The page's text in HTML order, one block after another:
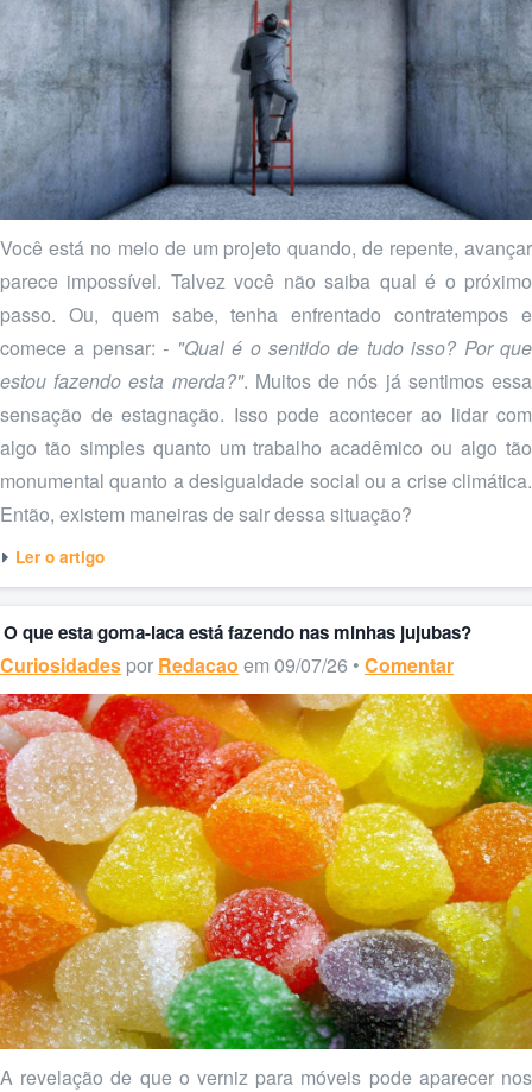
Você está no meio de um projeto quando, de repente, avançar
parece impossível. Talvez você não saiba qual é o próximo
passo. Ou, quem sabe, tenha enfrentado contratempos e
comece a pensar: - "Qual é o sentido de tudo isso? Por que
estou fazendo esta merda?". Muitos de nós já sentimos essa
sensação de estagnação. Isso pode acontecer ao lidar com
algo tão simples quanto um trabalho acadêmico ou algo tão
monumental quanto a desigualdade social ou a crise climática.
Então, existem maneiras de sair dessa situação?
Ler o artigo
O que esta goma-laca está fazendo nas minhas jujubas?
Curiosidades por Redacao em 09/07/26 • Comentar
A revelação de que o verniz para móveis pode aparecer nos